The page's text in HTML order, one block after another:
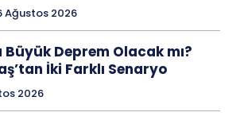
Ağustos 2026
Deprem Olacak mı?
İki Farklı Senaryo
2026